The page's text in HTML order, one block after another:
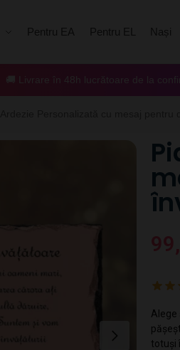
Pentru EA Pentru EL Nași
🚚 Livrare în 48h lucrătoare de la
Alege
totuși